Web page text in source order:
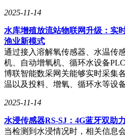
2025-11-14
水库增殖放流站物联网升级：实
渔业新模式
通过接入溶解氧传感器、水温传
机、自动增氧机、循环水设备
博联智能数采网关能够实时采集
温以及投料、增氧、循环水等设
2025-11-14
水浸传感器RS-SJ：4G蓝牙双助
当检测到水浸情况时，相关信息